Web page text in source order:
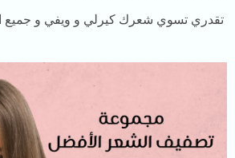
تقدري تسوي شعرك كيرلي و ويفي و جميع